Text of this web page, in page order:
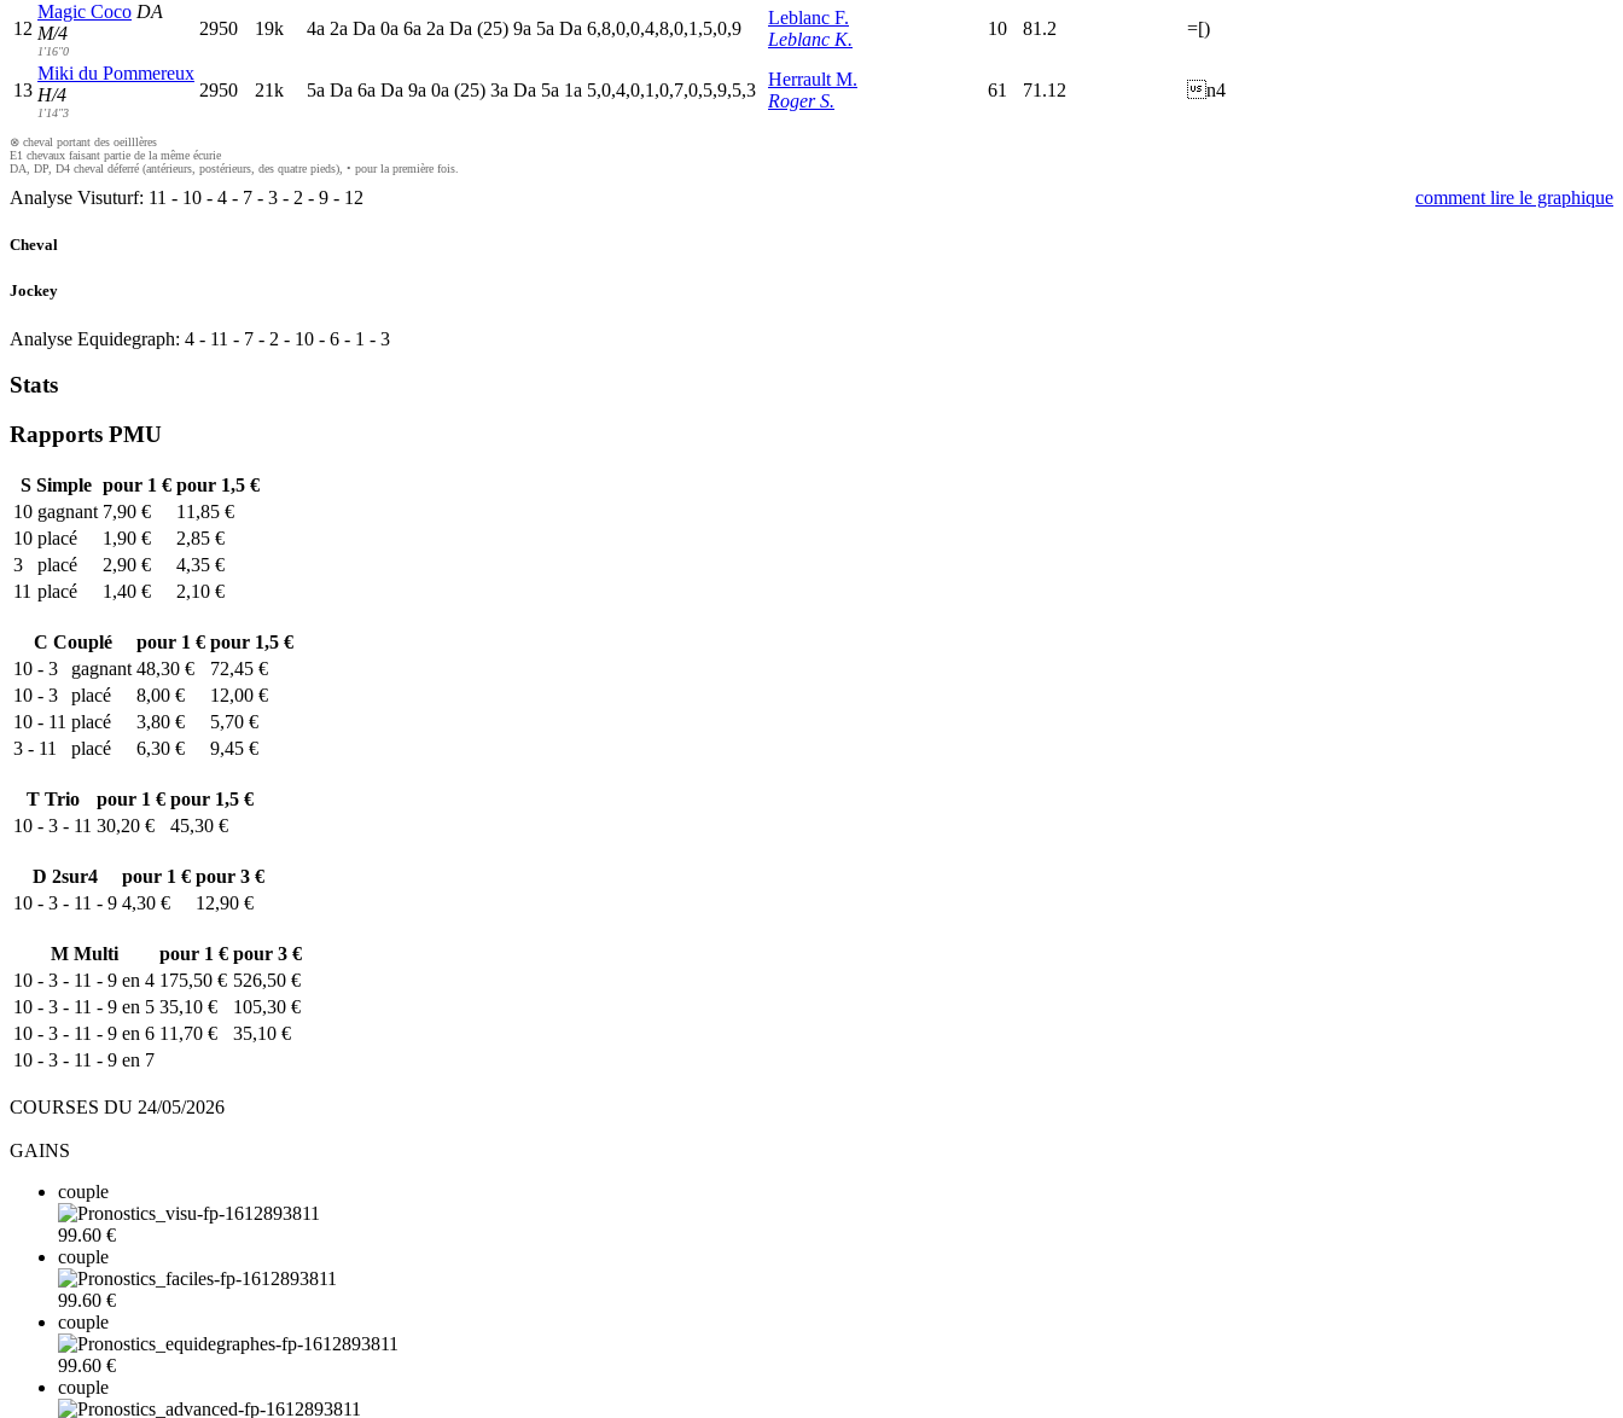
12
Magic Coco DA
M/4
1'16"0
2950 19k 4a 2a Da 0a 6a 2a Da (25) 9a 5a Da 6,8,0,0,4,8,0,1,5,0,9
Leblanc F.
Leblanc K.
10 81.2 =[)
13
Miki du Pommereux
H/4
1'14"3
2950 21k 5a Da 6a Da 9a 0a (25) 3a Da 5a 1a 5,0,4,0,1,0,7,0,5,9,5,3
Herrault M.
Roger S.
61 71.12 n4
⊗ cheval portant des oeilllères
E1 chevaux faisant partie de la même écurie
DA, DP, D4 cheval déferré (antérieurs, postérieurs, des quatre pieds), • pour la première fois.
Analyse Visuturf: 11 - 10 - 4 - 7 - 3 - 2 - 9 - 12 comment lire le graphique
Cheval
Jockey
Analyse Equidegraph: 4 - 11 - 7 - 2 - 10 - 6 - 1 - 3
Stats
Rapports PMU
SSimple pour 1 € pour 1,5 €
10 gagnant 7,90 €
11,85 €
10 placé 1,90 €
2,85 €
3
placé 2,90 €
4,35 €
11 placé 1,40 € 2,10 €
C Couplé pour 1 € pour 1,5 €
10 - 3
gagnant 48,30 €
72,45 €
10 - 3
placé 8,00 €
12,00 €
10 - 11 placé 3,80 €
5,70 €
3 - 11
placé 6,30 € 9,45 €
TTrio pour 1 € pour 1,5 €
10 - 3 - 11 30,20 € 45,30 €
D 2sur4 pour 1 € pour 3 €
10 - 3 - 11 - 9 4,30 € 12,90 €
MMulti pour 1 € pour 3 €
10 - 3 - 11 - 9 en 4 175,50 € 526,50 €
10 - 3 - 11 - 9 en 5 35,10 €
105,30 €
10 - 3 - 11 - 9 en 6 11,70 €
35,10 €
10 - 3 - 11 - 9 en 7
COURSES DU 24/05/2026
GAINS
couple
99.60 €
couple
99.60 €
couple
99.60 €
couple